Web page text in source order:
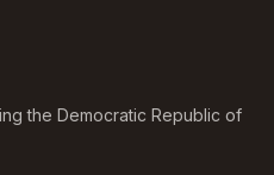
the Democratic Republic of